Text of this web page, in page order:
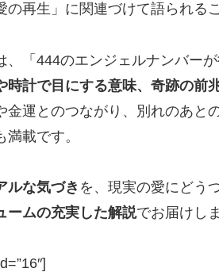
の再生」に関連づけて語られる
、「444のエンジェルナンバー
時計で目にする意味、奇跡の前
金運とのつながり、別れのあと
載です。
ルな気づき を、現実の愛にどう
ームの充実した解説でお届けし